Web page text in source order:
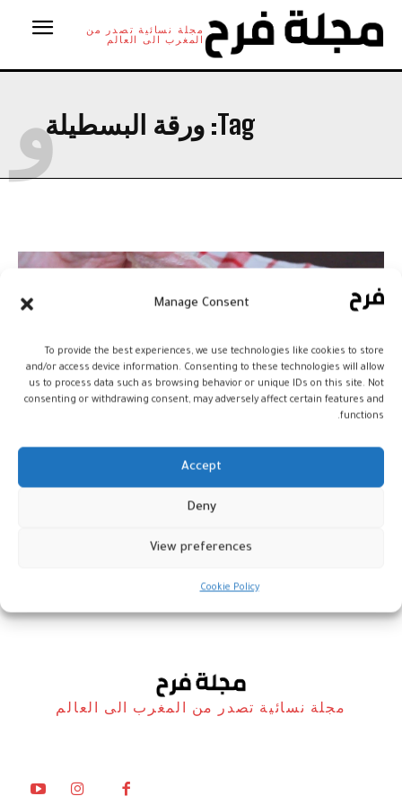
Manage Consent
To provide the best experiences, we use technologies like cookies to store
and/or access device information. Consenting to these technologies will allow
us to process data such as browsing behavior or unique IDs on this site. Not
consenting or withdrawing consent, may adversely affect certain features and
functions.
Accept
Deny
View preferences
Cookie Policy
مجلة نسائية تصدر من
المغرب الى العالم
Tag: ورقة البسطيلةو
ورقة البسطيلة في البيت… طريقة
مجلة نسائية تصدر من المغرب الى العالم